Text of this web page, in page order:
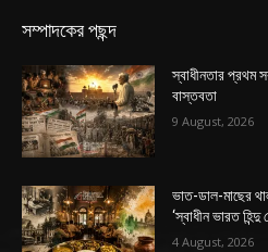
সম্পাদকের পছন্দ
স্বাধীনতার প্রথম
বাস্তবতা
9 August, 2026
ভাত-ডাল-মাছের
‘স্বাধীন ভারত হিন্দু
4 August, 2026